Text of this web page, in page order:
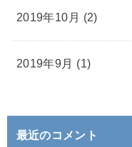
2019年10月 (2)
2019年9月 (1)
最近のコメント